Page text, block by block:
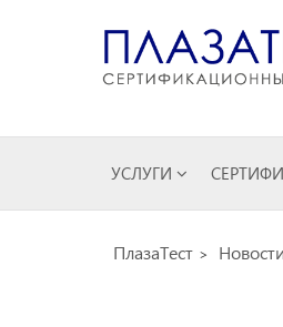
УСЛУГИ
ПлазаТест Новости